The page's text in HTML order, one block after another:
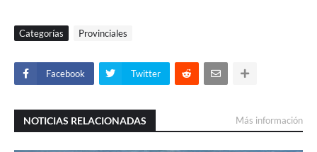
Categorías Provinciales
Facebook Twitter
NOTICIAS RELACIONADAS Más información